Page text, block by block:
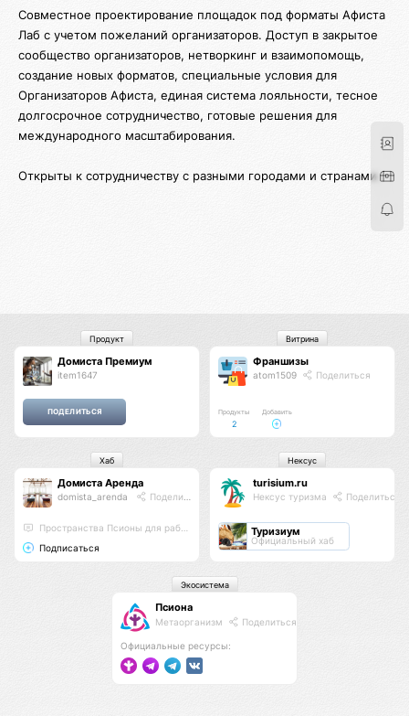
Совместное проектирование площадок под форматы Афиста
Лаб с учетом пожеланий организаторов. Доступ в закрытое
сообщество организаторов, нетворкинг и взаимопомощь,
создание новых форматов, специальные условия для
Организаторов Афиста, единая система лояльности, тесное
долгосрочное сотрудничество, готовые решения для
международного масштабирования.
Открыты к сотрудничеству с разными городами и странами.
Домиста Премиум
item1647
Продукт
Франшизы
atom1509 Поделиться
Продукты
2
Добавить
Витрина
Домиста Аренда
domista_arenda Поделиться
Пространства Псионы для работы и отдыха
Подписаться
Хаб
turisium.ru
Нексус туризма Поделиться
Туризиум
Официальный хаб
Нексус
Псиона
Метаорганизм Поделиться
Официальные ресурсы:
Экосистема